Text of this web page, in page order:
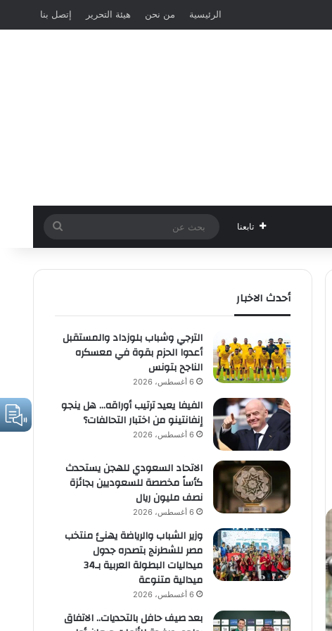
الرئيسية من نحن هيئة التحرير إتصل بنا
تابعنا
عن
أحدث الاخبار
الترجي وشباب بلوزداد والمستقبل
أعدوا الحزم بقوة في معسكره
الناجح بتونس
6 أغسطس، 2026
الفيفا يعيد ترتيب أوراقه… هل ينجو
إنفانتينو من اختبار التحالفات؟
6 أغسطس، 2026
الاتحاد السعودي للهجن يستحدث
كأساً مخصصة للسعوديين بجائزة
نصف مليون ريال
6 أغسطس، 2026
وزير الشباب والرياضة يهنئ منتخب
مصر للشطرنج بتصدره جدول
ميداليات البطولة العربية بـ34
ميدالية متنوعة
6 أغسطس، 2026
بعد صيف حافل بالتحديات.. الاتفاق